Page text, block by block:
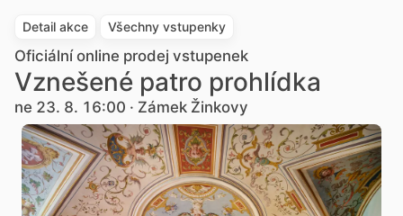
Detail akce Všechny vstupenky
Oficiální online prodej vstupenek
Vznešené patro prohlídka
ne 23. 8. 16:00 · Zámek Žinkovy